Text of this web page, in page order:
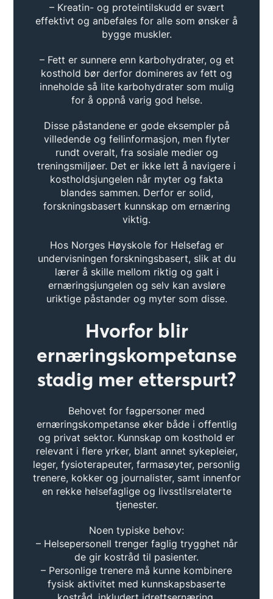
– Kreatin- og proteintilskudd er svært
effektivt og anbefales for alle som ønsker å
bygge muskler.
– Fett er sunnere enn karbohydrater, og et
kosthold bør derfor domineres av fett og
inneholde så lite karbohydrater som mulig
for å oppnå varig god helse.
Disse påstandene er gode eksempler på
villedende og feilinformasjon, men flyter
rundt overalt, fra sosiale medier og
treningsmiljøer. Det er ikke lett å navigere i
kostholdsjungelen når myter og fakta
blandes sammen. Derfor er solid,
forskningsbasert kunnskap om ernæring
viktig.
Hos Norges Høyskole for Helsefag er
undervisningen forskningsbasert, slik at du
lærer å skille mellom riktig og galt i
ernæringsjungelen og selv kan avsløre
uriktige påstander og myter som disse.
Hvorfor blir
ernæringskompetanse
stadig mer etterspurt?
Behovet for fagpersoner med
ernæringskompetanse øker både i offentlig
og privat sektor. Kunnskap om kosthold er
relevant i flere yrker, blant annet sykepleier,
leger, fysioterapeuter, farmasøyter, personlig
trenere, kokker og journalister, samt innenfor
en rekke helsefaglige og livsstilsrelaterte
tjenester.
Noen typiske behov:
– Helsepersonell trenger faglig trygghet når
de gir kostråd til pasienter.
– Personlige trenere må kunne kombinere
fysisk aktivitet med kunnskapsbaserte